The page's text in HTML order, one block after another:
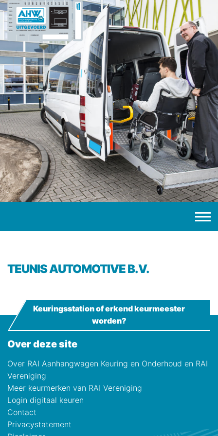
TEUNIS AUTOMOTIVE B.V.
Over deze site
Over RAI Aanhangwagen Keuring en Onderhoud en RAI
Vereniging
Meer keurmerken van RAI Vereniging
Login digitaal keuren
Contact
Privacystatement
Keuringsstation of erkend keurmeester
worden?